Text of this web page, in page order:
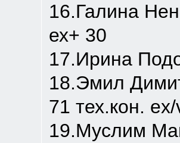
16.Галина
ех+ 30
17.Ирина
18.Эмил
71 тех.кон.
19.Муслим